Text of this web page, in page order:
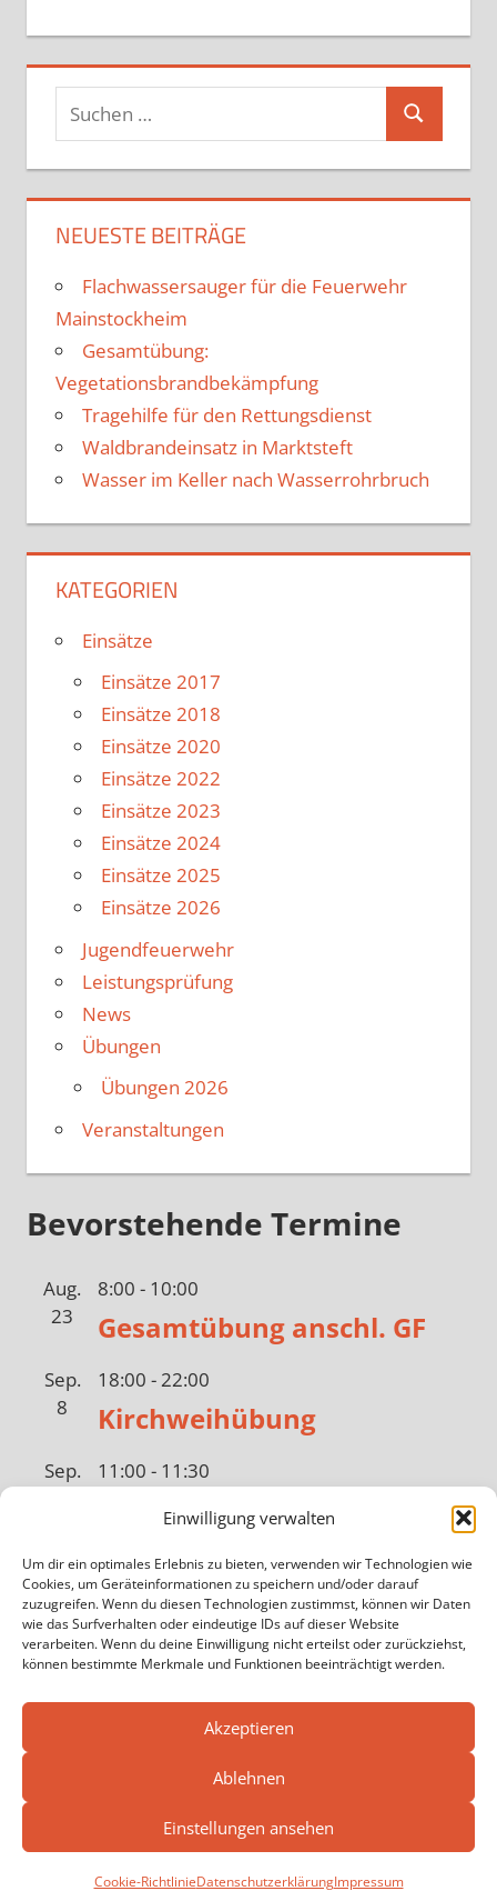
Einwilligung verwalten
Um dir ein optimales Erlebnis zu bieten, verwenden wir Technologien wie
Cookies, um Geräteinformationen zu speichern und/oder darauf
zuzugreifen. Wenn du diesen Technologien zustimmst, können wir Daten
wie das Surfverhalten oder eindeutige IDs auf dieser Website
verarbeiten. Wenn du deine Einwilligung nicht erteilst oder zurückziehst,
können bestimmte Merkmale und Funktionen beeinträchtigt werden.
Akzeptieren
Ablehnen
Einstellungen ansehen
Cookie-RichtlinieDatenschutzerklärungImpressum
Suchen
nach:
Suchen
NEUESTE BEITRÄGE
Flachwassersauger für die Feuerwehr
Mainstockheim
Gesamtübung:
Vegetationsbrandbekämpfung
Tragehilfe für den Rettungsdienst
Waldbrandeinsatz in Marktsteft
Wasser im Keller nach Wasserrohrbruch
KATEGORIEN
Einsätze
Einsätze 2017
Einsätze 2018
Einsätze 2020
Einsätze 2022
Einsätze 2023
Einsätze 2024
Einsätze 2025
Einsätze 2026
Jugendfeuerwehr
Leistungsprüfung
News
Übungen
Übungen 2026
Veranstaltungen
Bevorstehende Termine
Aug.
23
8:00 - 10:00
Gesamtübung anschl. GF
Sep.
8
18:00 -22:00
Kirchweihübung
Sep.
11:00 - 11:30
Bundeswarntag
Sep.
19
12:15-12:30
Sirenenprobe
Sep.
19:00-21:00
Kalender anzeigen
WordPress-Theme: Tortuga von ThemeZee.